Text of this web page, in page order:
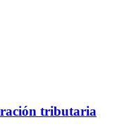
tributaria